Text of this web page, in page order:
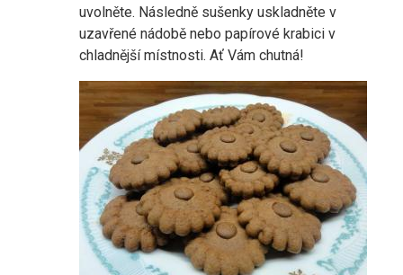
uvolněte. Následně sušenky uskladněte v
uzavřené nádobě nebo papírové krabici v
chladnější místnosti. Ať Vám chutná!